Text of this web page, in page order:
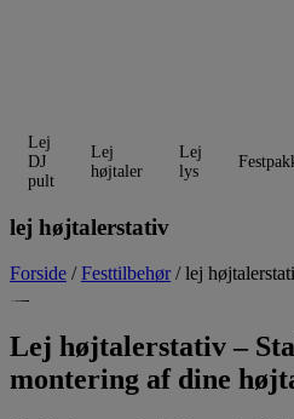
Lej
DJ
pult
Lej
højtaler
Lej
lys
lej højtalerstativ
Forside /Festtilbehør/ lej
Lej højtalerstativ –
montering af dine